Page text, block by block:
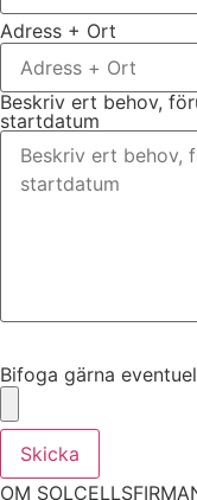
Adress + Ort
Beskriv ert behov,
startdatum
Bifoga gärna
Skicka
OM